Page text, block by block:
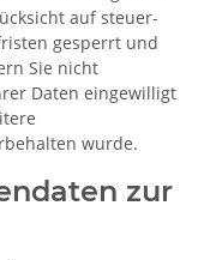
auf steuer-
gesperrt und
Sie nicht
Daten eingewilligt
wurde.
zur